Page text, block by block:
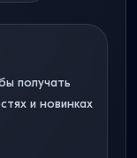
получать
и новинках